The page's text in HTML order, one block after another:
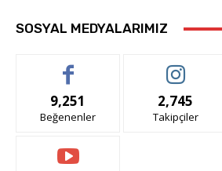
SOSYAL MEDYALARIMIZ
9,251
Beğenenler
2,745
Takipçiler